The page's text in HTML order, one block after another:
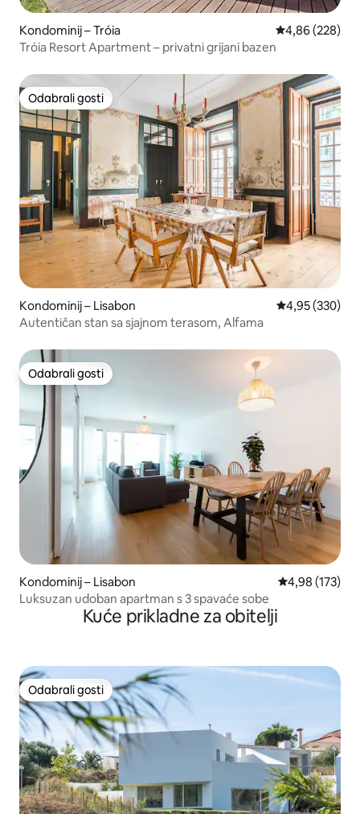
Kondominij – Tróia Prosječna
4,86 (228)
Tróia Resort Apartment – privatni grijani bazen
Odabrali gosti
Odabrali gosti
Kondominij – Lisabon Prosječna
4,95 (330)
Autentičan stan sa sjajnom terasom, Alfama
Odabrali gosti
Odabrali gosti
Kondominij – Lisabon Prosječna
4,98 (173)
Luksuzan udoban apartman s 3 spavaće sobe
Kuće prikladne za obitelji
Odabrali gosti
Odabrali gosti